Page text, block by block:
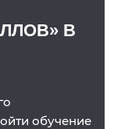
В
обучение